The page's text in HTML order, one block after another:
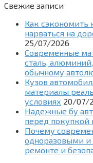
Свежие записи
Как сэкономить
нарваться на
25/07/2026
Современные
сталь,
обычному
Кузов
материалы
условиях 20/07/
Надежные бу
перед покупкой
Почему
одноразовыми и
ремонте и